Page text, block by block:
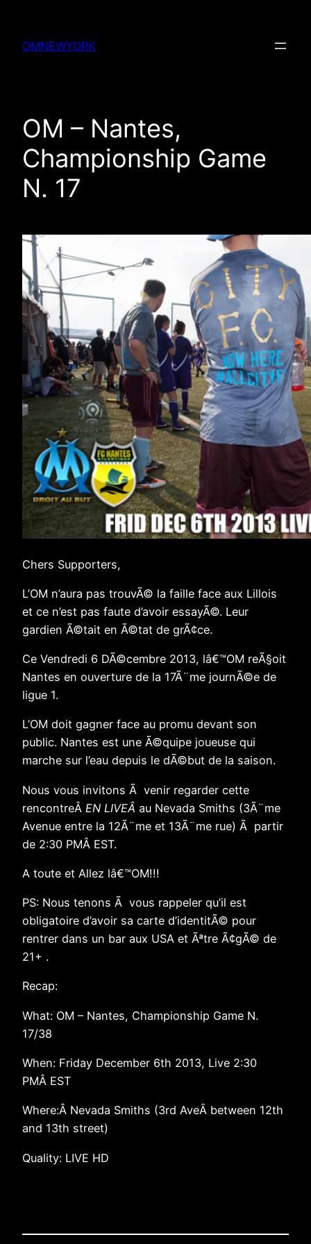
content
OMNEWYORK
OM – Nantes,
Championship Game
N. 17
Chers Supporters,
L’OM n’aura pas trouvÃ© la faille face aux Lillois
et ce n’est pas faute d’avoir essayÃ©. Leur
gardien Ã©tait en Ã©tat de grÃ¢ce.
Ce Vendredi 6 DÃ©cembre 2013, lâ€™OM reÃ§oit
Nantes en ouverture de la 17Ã¨me journÃ©e de
ligue 1.
L’OM doit gagner face au promu devant son
public. Nantes est une Ã©quipe joueuse qui
marche sur l’eau depuis le dÃ©but de la saison.
Nous vous invitons Ã venir regarder cette
rencontreÂ EN LIVEÂ au Nevada Smiths (3Ã¨me
Avenue entre la 12Ã¨me et 13Ã¨me rue) Ã partir
de 2:30 PMÂ EST.
A toute et Allez lâ€™OM!!!
PS: Nous tenons Ã vous rappeler qu’il est
obligatoire d’avoir sa carte d’identitÃ© pour
rentrer dans un bar aux USA et Ãªtre Ã¢gÃ© de
21+ .
Recap:
What: OM – Nantes, Championship Game N.
17/38
When: Friday December 6th 2013, Live 2:30
PMÂ EST
Where:Â Nevada Smiths (3rd AveÂ between 12th
and 13th street)
Quality: LIVE HD